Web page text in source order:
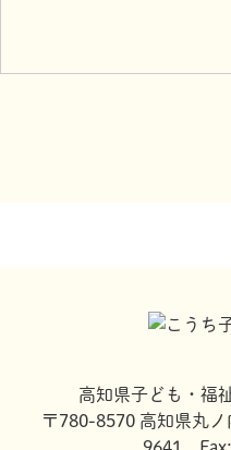
高知県子ども・福
〒780-8570 高知県丸